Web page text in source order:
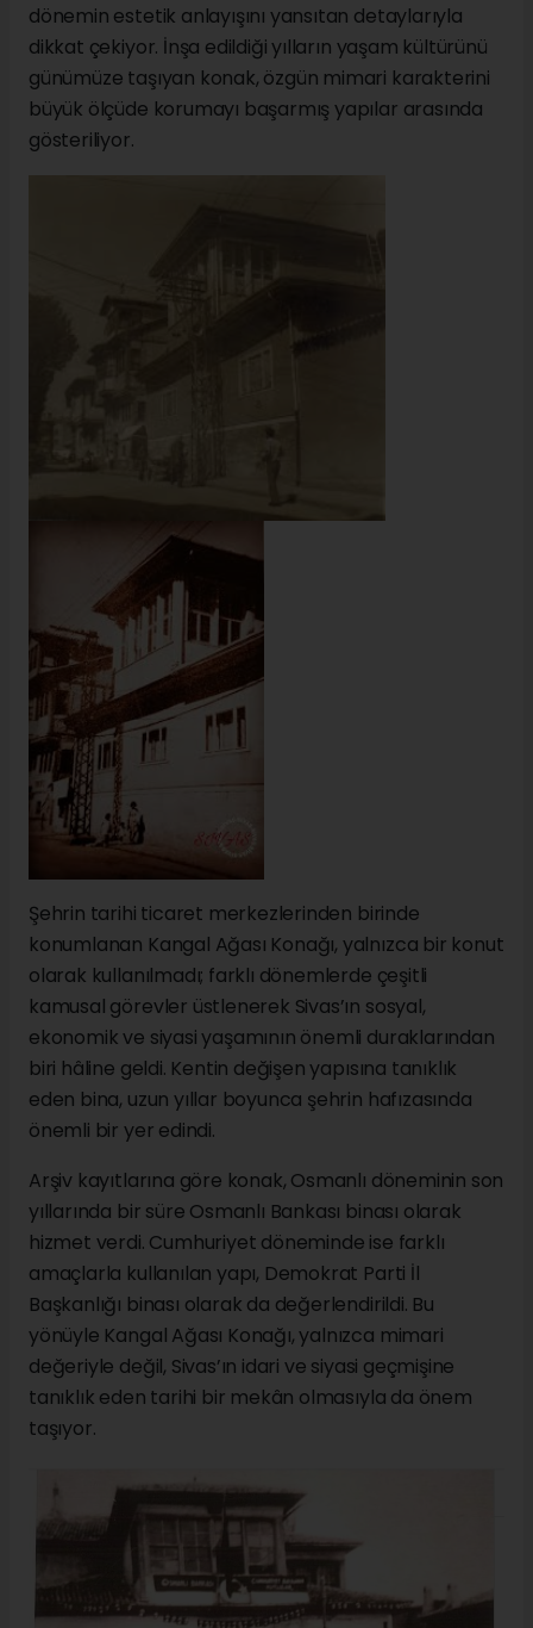
dönemin estetik anlayışını yansıtan detaylarıyla
dikkat çekiyor. İnşa edildiği yılların yaşam kültürünü
günümüze taşıyan konak, özgün mimari karakterini
büyük ölçüde korumayı başarmış yapılar arasında
gösteriliyor.
Şehrin tarihi ticaret merkezlerinden birinde
konumlanan Kangal Ağası Konağı, yalnızca bir konut
olarak kullanılmadı; farklı dönemlerde çeşitli
kamusal görevler üstlenerek Sivas’ın sosyal,
ekonomik ve siyasi yaşamının önemli duraklarından
biri hâline geldi. Kentin değişen yapısına tanıklık
eden bina, uzun yıllar boyunca şehrin hafızasında
önemli bir yer edindi.
Arşiv kayıtlarına göre konak, Osmanlı döneminin son
yıllarında bir süre Osmanlı Bankası binası olarak
hizmet verdi. Cumhuriyet döneminde ise farklı
amaçlarla kullanılan yapı, Demokrat Parti İl
Başkanlığı binası olarak da değerlendirildi. Bu
yönüyle Kangal Ağası Konağı, yalnızca mimari
değeriyle değil, Sivas’ın idari ve siyasi geçmişine
tanıklık eden tarihi bir mekân olmasıyla da önem
taşıyor.